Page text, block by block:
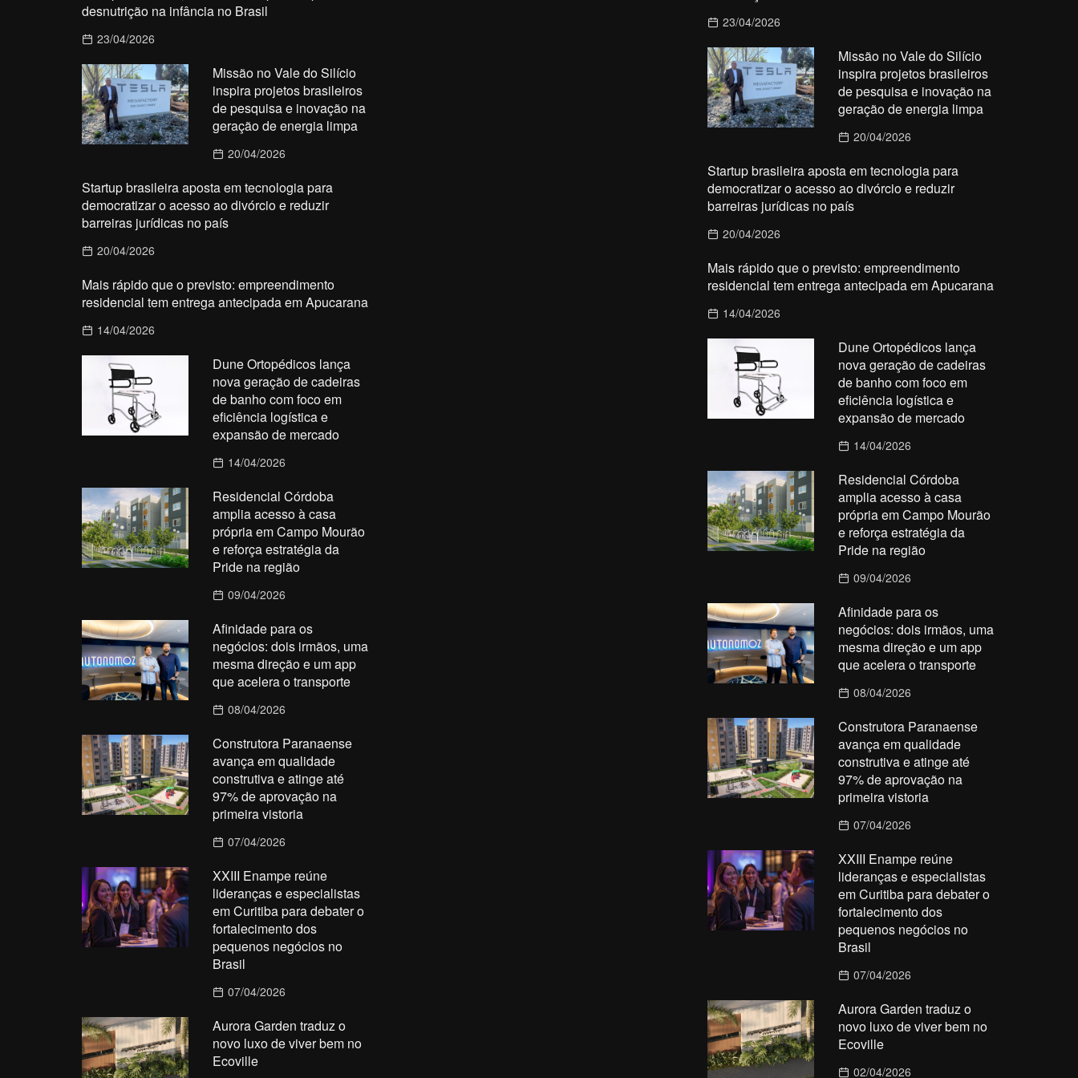
desnutrição na infância no Brasil
23/04/2026
Missão no Vale do Silício
inspira projetos brasileiros
de pesquisa e inovação na
geração de energia limpa
20/04/2026
Startup brasileira aposta em tecnologia para
democratizar o acesso ao divórcio e reduzir
barreiras jurídicas no país
20/04/2026
Mais rápido que o previsto: empreendimento
residencial tem entrega antecipada em Apucarana
14/04/2026
Dune Ortopédicos lança
nova geração de cadeiras
de banho com foco em
eficiência logística e
expansão de mercado
14/04/2026
Residencial Córdoba
amplia acesso à casa
própria em Campo Mourão
e reforça estratégia da
Pride na região
09/04/2026
Afinidade para os
negócios: dois irmãos, uma
mesma direção e um app
que acelera o transporte
08/04/2026
Construtora Paranaense
avança em qualidade
construtiva e atinge até
97% de aprovação na
primeira vistoria
07/04/2026
XXIII Enampe reúne
lideranças e especialistas
em Curitiba para debater o
fortalecimento dos
pequenos negócios no
Brasil
07/04/2026
Aurora Garden traduz o
novo luxo de viver bem no
Ecoville
23/04/2026
Missão no Vale do Silício
inspira projetos brasileiros
de pesquisa e inovação na
geração de energia limpa
20/04/2026
Startup brasileira aposta em tecnologia para
democratizar o acesso ao divórcio e reduzir
barreiras jurídicas no país
20/04/2026
Mais rápido que o previsto: empreendimento
residencial tem entrega antecipada em Apucarana
14/04/2026
Dune Ortopédicos lança
nova geração de cadeiras
de banho com foco em
eficiência logística e
expansão de mercado
14/04/2026
Residencial Córdoba
amplia acesso à casa
própria em Campo Mourão
e reforça estratégia da
Pride na região
09/04/2026
Afinidade para os
negócios: dois irmãos, uma
mesma direção e um app
que acelera o transporte
08/04/2026
Construtora Paranaense
avança em qualidade
construtiva e atinge até
97% de aprovação na
primeira vistoria
07/04/2026
XXIII Enampe reúne
lideranças e especialistas
em Curitiba para debater o
fortalecimento dos
pequenos negócios no
Brasil
07/04/2026
Aurora Garden traduz o
novo luxo de viver bem no
Ecoville
02/04/2026